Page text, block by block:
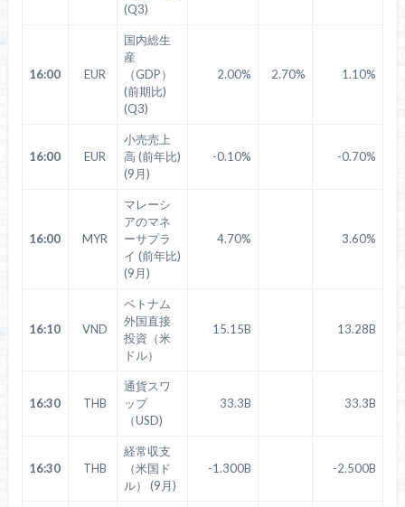
(Q3)
16:00 EUR
国内総生
産
（GDP）
(前期比)
(Q3)
2.00% 2.70% 1.10%
16:00 EUR
小売売上
高 (前年比)
(9月)
-0.10% -0.70%
16:00 MYR
マレーシ
アのマネ
ーサプラ
イ (前年比)
(9月)
4.70% 3.60%
16:10 VND
ベトナム
外国直接
投資（米
ドル）
15.15B 13.28B
16:30 THB
通貨スワ
ップ
（USD)
33.3B 33.3B
16:30 THB
経常収支
（米国ド
ル） (9月)
-1.300B -2.500B